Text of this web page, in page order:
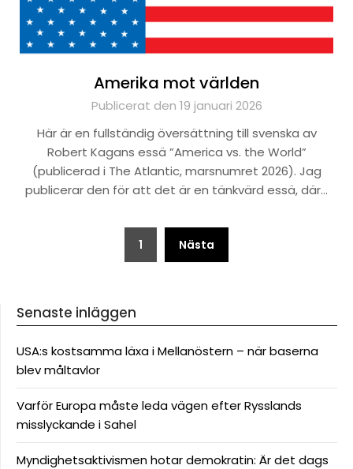
Amerika mot världen
Publicerat den 19 januari 2026
Här är en fullständig översättning till svenska av
Robert Kagans essä ”America vs. the World”
(publicerad i The Atlantic, marsnumret 2026). Jag
publicerar den för att det är en tänkvärd essä, där…
Sidnumrering
1 Nästa
Senaste inläggen
USA:s kostsamma läxa i Mellanöstern – när baserna
blev måltavlor
Varför Europa måste leda vägen efter Rysslands
misslyckande i Sahel
Myndighetsaktivismen hotar demokratin: Är det dags